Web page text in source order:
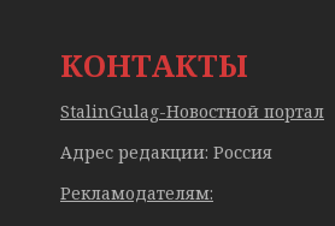
КОНТАКТЫ
StalinGulag-Новостной портал
Адрес редакции: Россия
Рекламодателям: